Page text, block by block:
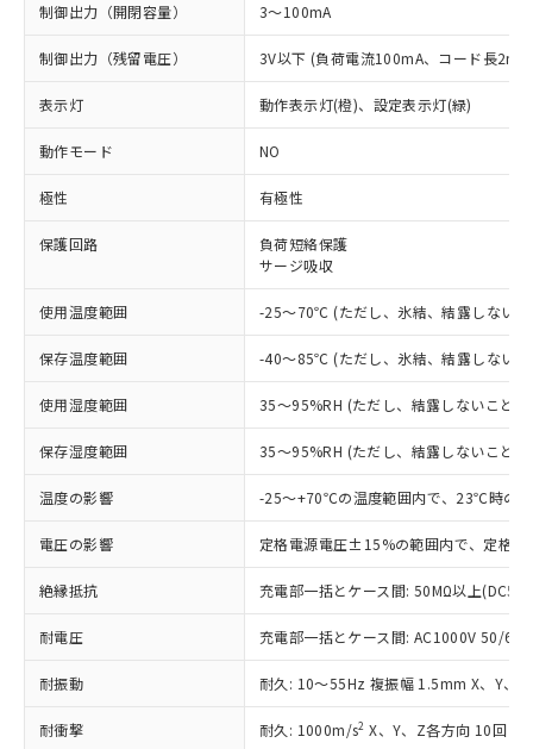
制御出力（開閉容量） 3～100mA
制御出力（残留電圧） 3V以下 (負荷電流100mA、コード長2m
表示灯 動作表示灯(橙)、設定表示灯(緑)
動作モード NO
極性 有極性
保護回路
負荷短絡保護
サージ吸収
使用温度範囲 -25～70℃ (ただし、氷結、結露しない
保存温度範囲 -40～85℃ (ただし、氷結、結露しない
使用湿度範囲 35～95%RH (ただし、結露しないこと)
保存湿度範囲 35～95%RH (ただし、結露しないこと)
温度の影響 -25～+70℃の温度範囲内で、23℃時の
電圧の影響 定格電源電圧±15%の範囲内で、定格
絶縁抵抗 充電部一括とケース間: 50MΩ以上
耐電圧 充電部一括とケース間: AC1000V 50/
耐振動 耐久: 10～55Hz 複振幅 1.5mm X、Y、Z
耐衝撃 耐久: 1000m/s2 X、Y、Z各方向 10回
ご利用条件
以下の条件をお読みいただき、同意のうえ
ご利用ください。
本サービスは、当社制御機器事業取扱
商品の当社在庫状況および標準価格
(税抜)を提供させていただくもので
当社制御機器事業取扱商品の中には、
本サービスの対象外となる商品もある
ことをご了承ください。
在庫状況および標準価格照会結果は、
記載している更新日時点での社内デー
タに基づき作成されるものであり、閲
対応済み：EU RoHS指令（10物質）の
非含有に対応した製品が提供可能な商品で
す。
対応予定：EU RoHS指令（10物質）の非含
有に対応した製品に切り替える予定のある
対応予定なし：EU RoHS指令（10物質）の
非含有に非対応の商品で、対応品を出す予
調査・確認中：EU RoHS指令（10物質）の
非含有の対応状況を調査中または確認中の
商品です。
非該当品：ライセンス料など無形物で、有
害物質有無と関係のない商品です。
仕入先様の事情により、非含有部品として
いたものが、含有品と判明した場合などや
むを得ず変更することがあります。
鉛(Pb) 1000ppm以下、 水銀(Hg) 1000ppm以下、 カド
※1 中国RoHS○×表
「○」：最大均質材料含有率が中国RoHSの
基準値以下であることを示します。
「×」：最大均質材料含有率が中国RoHSの
基準値を超えていることを示します。
「－」：未確認です。当社販売部門へお問
*中国RoHS10物質の基準値 (GB/T26572)：
当社は、これら貴社製品のうち、外国
為替および外国貿易法に定める商品
（以下｢規制貨物等」という）を輸出
または国外への提供する場合は、日本